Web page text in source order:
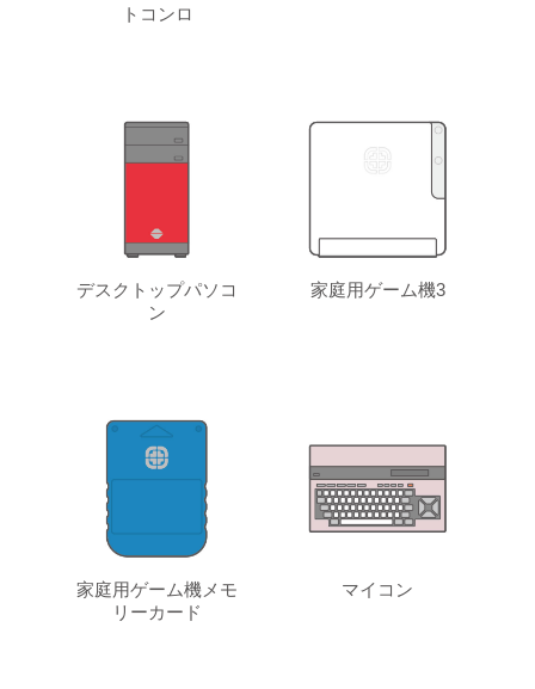
トコンロ
デスクトップパソコ
ン
家庭用ゲーム機3
家庭用ゲーム機メモ
リーカード
マイコン